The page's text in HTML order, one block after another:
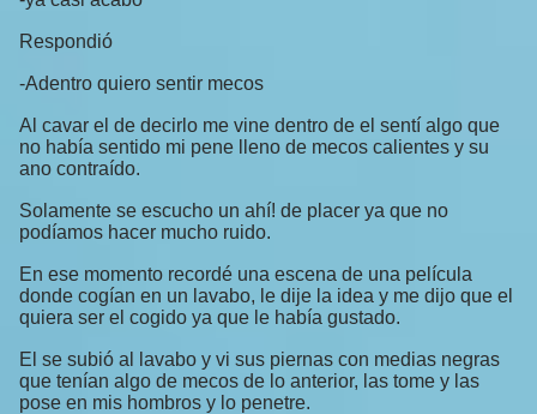
Respondió
-Adentro quiero sentir mecos
Al cavar el de decirlo me vine dentro de el sentí algo que
no había sentido mi pene lleno de mecos calientes y su
ano contraído.
Solamente se escucho un ahí! de placer ya que no
podíamos hacer mucho ruido.
En ese momento recordé una escena de una película
donde cogían en un lavabo, le dije la idea y me dijo que el
quiera ser el cogido ya que le había gustado.
El se subió al lavabo y vi sus piernas con medias negras
que tenían algo de mecos de lo anterior, las tome y las
pose en mis hombros y lo penetre.